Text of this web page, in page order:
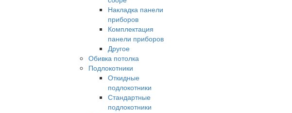
Накладка панели
приборов
Комплектация
панели приборов
Другое
Обивка потолка
Подлокотники
Откидные
подлокотники
Стандартные
подлокотники